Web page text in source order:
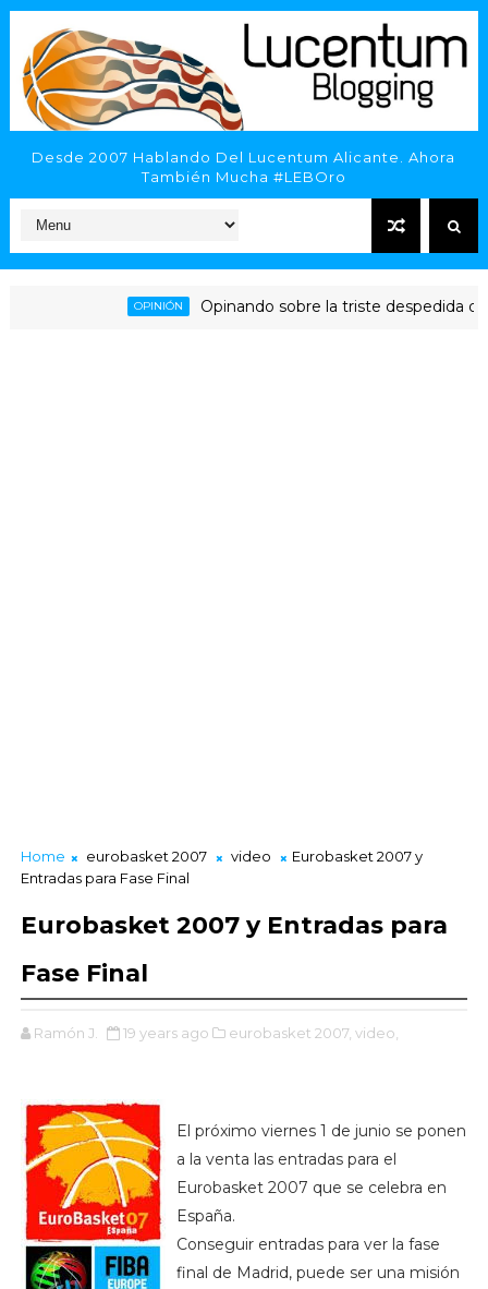
Desde 2007 Hablando Del Lucentum Alicante. Ahora
También Mucha #LEBOro
OPINIÓN Opinando sobre la triste despedida del
Home eurobasket 2007 video
Eurobasket 2007 y
Entradas para Fase Final
Eurobasket 2007 y Entradas para
Fase Final
Ramón J. 19 years ago eurobasket 2007, video,
El próximo viernes 1 de junio se ponen
a la venta las entradas para el
Eurobasket 2007 que se celebra en
España.
Conseguir entradas para ver la fase
final de Madrid, puede ser una misión